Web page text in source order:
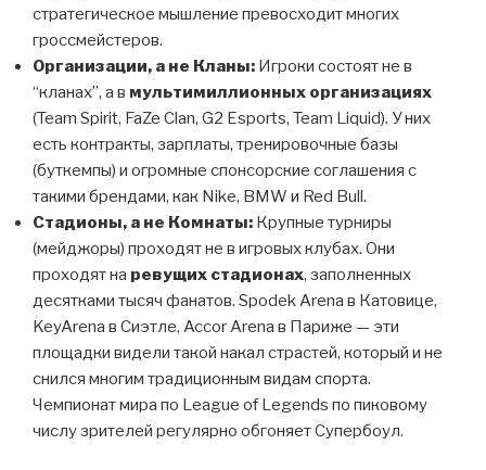
стратегическое мышление превосходит многих
гроссмейстеров.
Организации, а не Кланы: Игроки состоят не в
“кланах”, а в мультимиллионных организациях
(Team Spirit, FaZe Clan, G2 Esports, Team Liquid). У них
есть контракты, зарплаты, тренировочные базы
(буткемпы) и огромные спонсорские соглашения с
такими брендами, как Nike, BMW и Red Bull.
Стадионы, а не Комнаты: Крупные турниры
(мейджоры) проходят не в игровых клубах. Они
проходят на ревущих стадионах, заполненных
десятками тысяч фанатов. Spodek Arena в Катовице,
KeyArena в Сиэтле, Accor Arena в Париже — эти
площадки видели такой накал страстей, который и не
снился многим традиционным видам спорта.
Чемпионат мира по League of Legends по пиковому
числу зрителей регулярно обгоняет Супербоул.